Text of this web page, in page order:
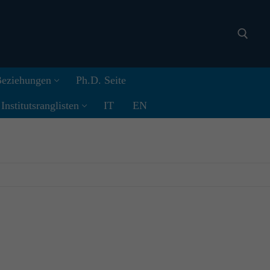
Search for:
Ph.D. Seite
IT EN